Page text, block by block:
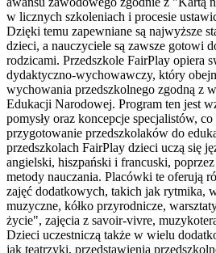
w licznych szkoleniach i procesie
Dzięki temu zapewniane są najwyższe
dzieci, a nauczyciele są zawsze gotowi
rodzicami. Przedszkole FairPlay opiera
dydaktyczno-wychowawczy, który
wychowania przedszkolnego zgodną z
Edukacji Narodowej. Program ten jest
pomysły oraz koncepcje specjalistów,
przygotowanie przedszkolaków do
przedszkolach FairPlay dzieci uczą się
angielski, hiszpański i francuski,
metody nauczania. Placówki te oferują
zajęć dodatkowych, takich jak rytmika,
muzyczne, kółko przyrodnicze,
życie", zajęcia z savoir-vivre,
Dzieci uczestniczą także w wielu
jak teatrzyki, przedstawienia